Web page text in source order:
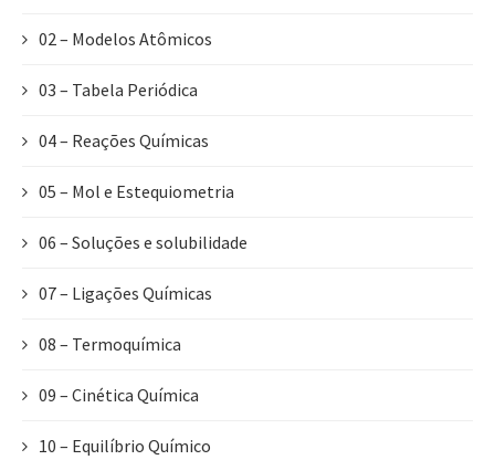
02 – Modelos Atômicos
03 – Tabela Periódica
04 – Reações Químicas
05 – Mol e Estequiometria
06 – Soluções e solubilidade
07 – Ligações Químicas
08 – Termoquímica
09 – Cinética Química
10 – Equilíbrio Químico